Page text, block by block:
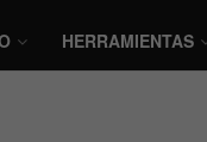
HERRAMIENTAS